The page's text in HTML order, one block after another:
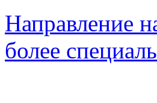
Направление
более